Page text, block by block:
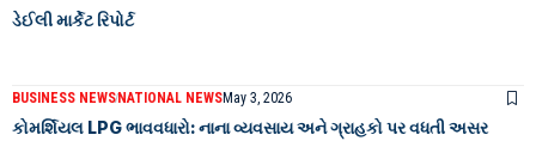
ડેઈલી માર્કેટ રિપોર્ટ
BUSINESS NEWSNATIONAL NEWSMay 3, 2026
કોમર્શિયલ LPG ભાવવધારો: નાના વ્યવસાય અને ગ્રાહકો પર વધતી અસર